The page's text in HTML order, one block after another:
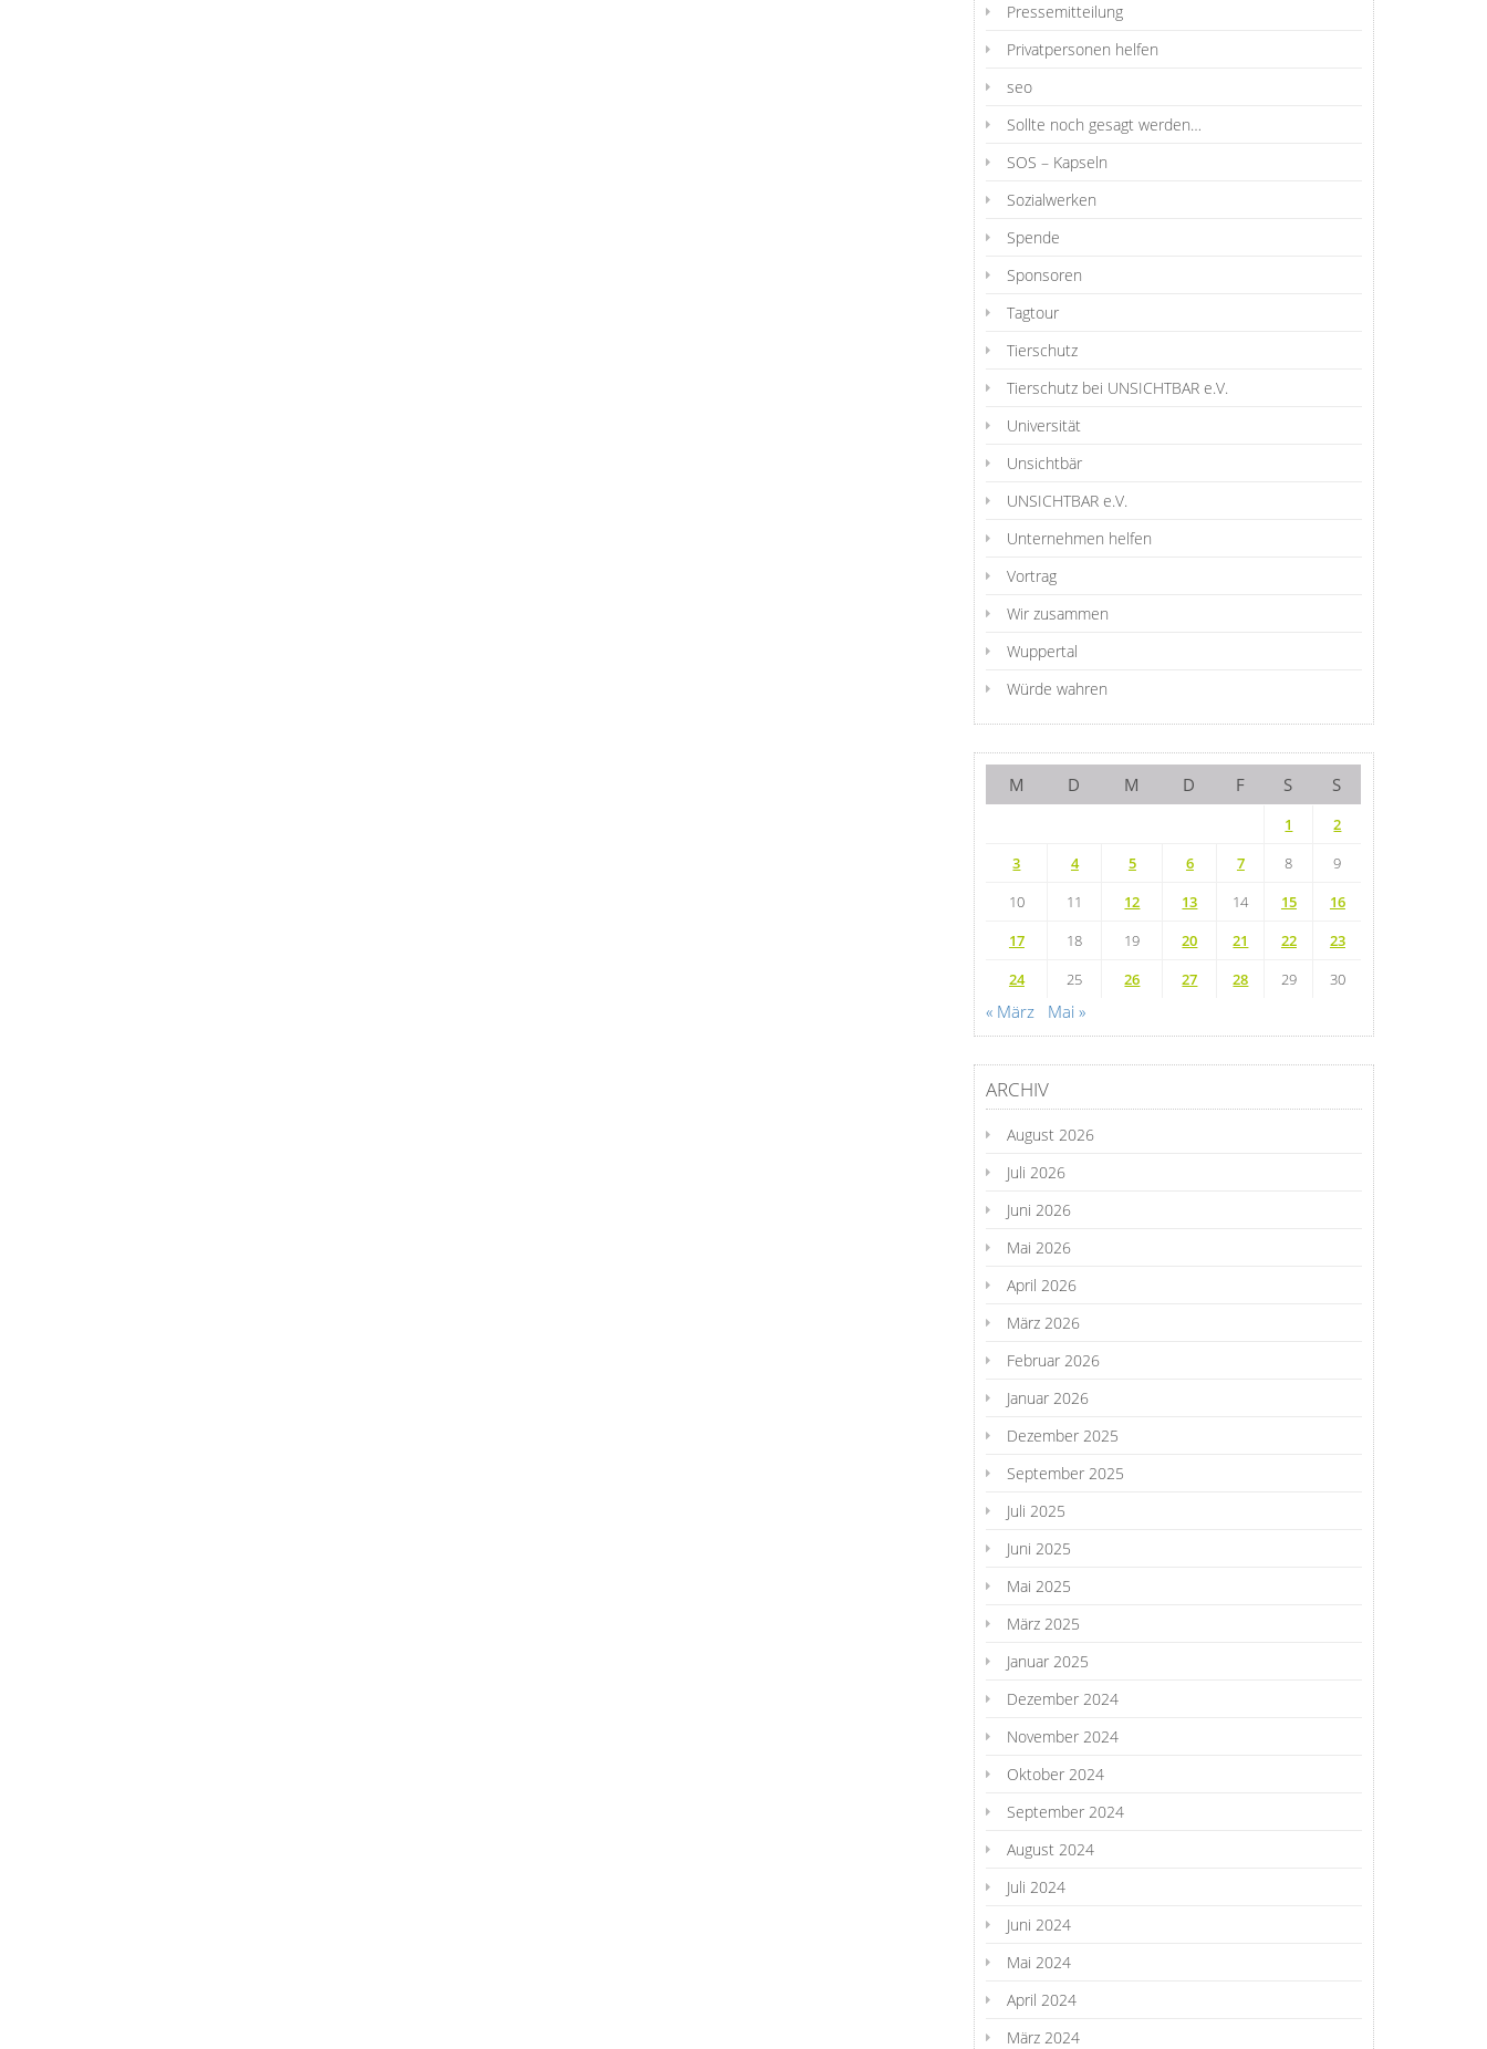
Pressemitteilung
Privatpersonen helfen
seo
Sollte noch gesagt werden…
SOS – Kapseln
Sozialwerken
Spende
Sponsoren
Tagtour
Tierschutz
Tierschutz bei UNSICHTBAR e.V.
Universität
Unsichtbär
UNSICHTBAR e.V.
Unternehmen helfen
Vortrag
Wir zusammen
Wuppertal
Würde wahren
M D M D F S S
1
2
3
4 5 6 7 8
9
10
11 12 13 14 15
16
17
18 19 20 21 22
23
24
25 26 27 28 29 30
« März Mai »
ARCHIV
August 2026
Juli 2026
Juni 2026
Mai 2026
April 2026
März 2026
Februar 2026
Januar 2026
Dezember 2025
September 2025
Juli 2025
Juni 2025
Mai 2025
März 2025
Januar 2025
Dezember 2024
November 2024
Oktober 2024
September 2024
August 2024
Juli 2024
Juni 2024
Mai 2024
April 2024
März 2024